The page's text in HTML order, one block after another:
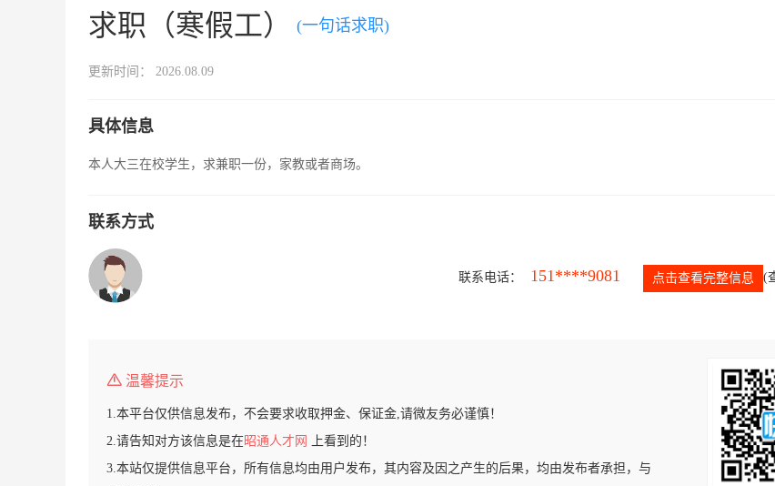
求职（寒假工） (一句话求职)
更新时间： 2026.08.09
具体信息
本人大三在校学生，求兼职一份，家教或者商场。
联系方式
联系电话： 151****9081 点击查看完整信息 (
温馨提示
1.本平台仅供信息发布，不会要求收取押金、保证金,请微友务必谨慎！
2.请告知对方该信息是在昭通人才网
上看到的！
3.本站仅提供信息平台，所有信息均由用户发布，其内容及因之产生的后果，均由发布者承担，与